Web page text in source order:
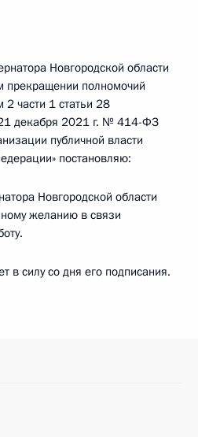
Новгородской области
прекращении полномочий
2 части 1 статьи 28
декабря 2021 г. № 414-ФЗ
публичной власти
постановляю:
Новгородской области
желанию в связи
в силу со дня его подписания.